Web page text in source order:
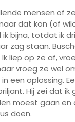
mensen of
dat kon (of
bijna, totdat ik
zag staan.
liep op ze af,
vroeg ze wel
een oplossing.
Hij zei dat ik
moest gaan en
doen.